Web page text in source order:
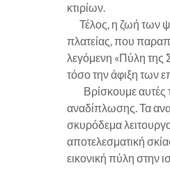
κτιρίων.
Τέλος, η ζωή των
πλατείας, που
λεγόμενη «Πύλη της
τόσο την άφιξη των
Βρίσκουμε αυτές
αναδίπλωσης. Τα
σκυρόδεμα
αποτελεσματική
εικονική πύλη στην